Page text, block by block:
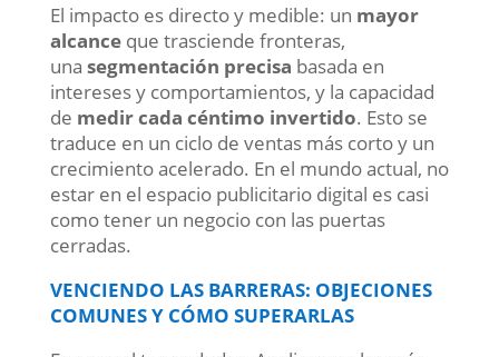
El impacto es directo y medible: un mayor
alcanceque trasciende fronteras,
una segmentación precisa basada en
intereses y comportamientos, y la capacidad
de medir cada céntimo invertido. Esto se
traduce en un ciclo de ventas más corto y un
crecimiento acelerado. En el mundo actual, no
estar en el espacio publicitario digital es casi
como tener un negocio con las puertas
cerradas.
VENCIENDO LAS BARRERAS: OBJECIONES
COMUNES Y CÓMO SUPERARLAS